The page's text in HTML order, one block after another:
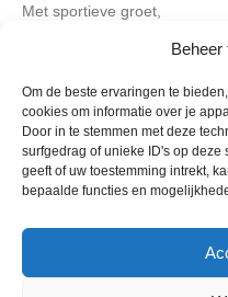
Beheer
Om de beste ervaringen te
cookies om informatie over je
Door in te stemmen met deze
surfgedrag of unieke ID's op deze
geeft of uw toestemming intrekt,
bepaalde functies en
Met sportieve groet,
Geplaatst inBerichten